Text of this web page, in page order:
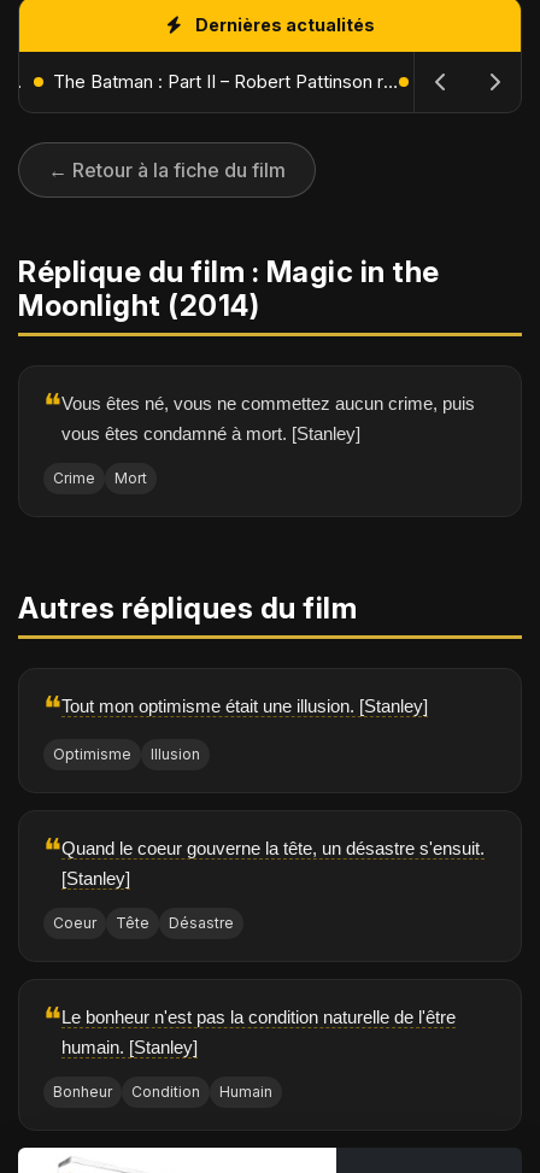
Dernières actualités
L'Âge de Glace : Le Réveil du Volcan – Manny, Sid et Diego de retour pour une aventure explosive The Batman : Part II – Robert Pattinson replonge dans les ténèbres de Gotham dès octobre 2027
← Retour à la fiche du film
Réplique du film : Magic in the
Moonlight (2014)
❝Vous êtes né, vous ne commettez aucun crime, puis
vous êtes condamné à mort. [Stanley]
Crime Mort
Autres répliques du film
❝Tout mon optimisme était une illusion. [Stanley]
Optimisme Illusion
❝Quand le coeur gouverne la tête, un désastre s'ensuit.
[Stanley]
Coeur Tête Désastre
❝Le bonheur n'est pas la condition naturelle de l'être
humain. [Stanley]
Bonheur Condition Humain